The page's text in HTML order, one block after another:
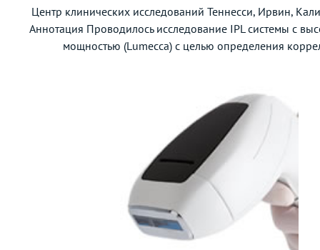
Центр клинических исследований Теннесси, Ирвин,
Аннотация Проводилось исследование IPL системы с
мощностью (Lumecca) с целью определения